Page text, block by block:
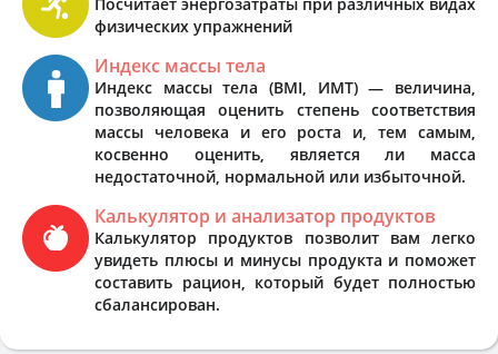
физических упражнений
Индекс массы тела
Индекс массы тела (BMI, ИМТ) — величина,
позволяющая оценить степень соответствия
массы человека и его роста и, тем самым,
косвенно оценить, является ли масса
недостаточной, нормальной или избыточной.
Калькулятор и анализатор продуктов
Калькулятор продуктов позволит вам легко
увидеть плюсы и минусы продукта и поможет
составить рацион, который будет полностью
сбалансирован.